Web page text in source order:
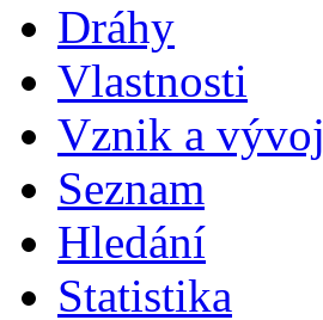
Dráhy
Vlastnosti
Vznik a vývoj
Seznam
Hledání
Statistika